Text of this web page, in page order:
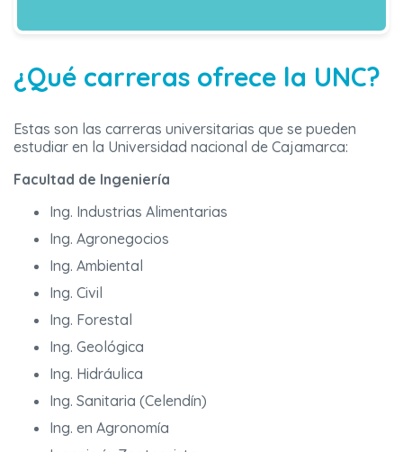
¿Qué carreras ofrece la UNC?
Estas son las carreras universitarias que se pueden
estudiar en la Universidad nacional de Cajamarca:
Facultad de Ingeniería
Ing. Industrias Alimentarias
Ing. Agronegocios
Ing. Ambiental
Ing. Civil
Ing. Forestal
Ing. Geológica
Ing. Hidráulica
Ing. Sanitaria (Celendín)
Ing. en Agronomía